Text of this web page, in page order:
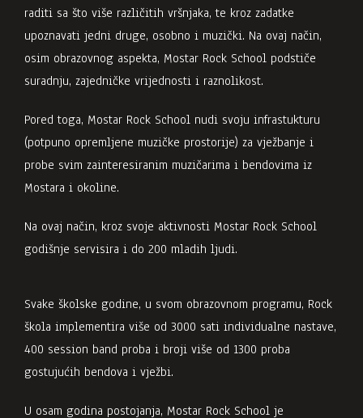
raditi sa što više različitih vršnjaka, te kroz zadatke
upoznavati jedni druge, osobno i muzički. Na ovaj način,
osim obrazovnog aspekta, Mostar Rock School podstiče
suradnju, zajedničke vrijednosti i raznolikost.
Pored toga, Mostar Rock School nudi svoju infrastukturu
(potpuno opremljene muzičke prostorije) za vježbanje i
probe svim zainteresiranim muzičarima i bendovima iz
Mostara i okoline.
Na ovaj način, kroz svoje aktivnosti Mostar Rock School
godišnje servisira i do 200 mladih ljudi.
Svake školske godine, u svom obrazovnom programu, Rock
škola implementira više od 3000 sati individualne nastave,
400 session band proba i broji više od 1300 proba
gostujućih bendova i vježbi.
U osam godina postojanja, Mostar Rock School je